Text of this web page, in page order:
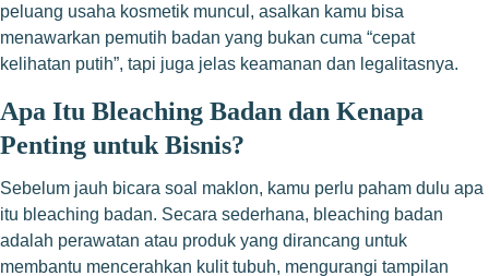
peluang usaha kosmetik muncul, asalkan kamu bisa
menawarkan pemutih badan yang bukan cuma “cepat
kelihatan putih”, tapi juga jelas keamanan dan legalitasnya.
Apa Itu Bleaching Badan dan Kenapa
Penting untuk Bisnis?
Sebelum jauh bicara soal maklon, kamu perlu paham dulu apa
itu bleaching badan. Secara sederhana, bleaching badan
adalah perawatan atau produk yang dirancang untuk
membantu mencerahkan kulit tubuh, mengurangi tampilan